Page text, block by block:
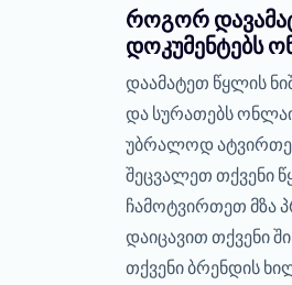
როგორ
დოკუმენტებს
დაამატეთ წყლის
და სურათებს
უბრალოდ
შეცვალეთ თქვენი
ჩამოტვირთეთ მზა
დაიცავით თქვენი
თქვენი ბრენდის